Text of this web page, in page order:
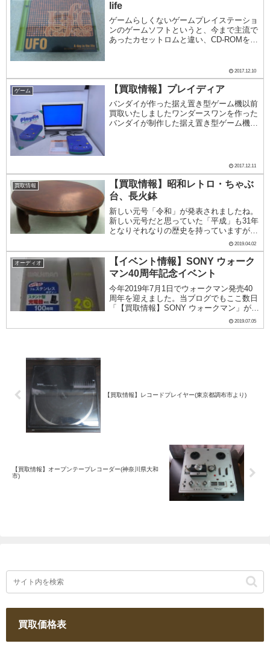
life
ゲームらしくないゲームプレイステーショ
ンのゲームソフトというと、今まで主流で
あったカセットロムと違い、CD-ROMを使
なくありません。このUFO A day in ...2017.12.10
ゲーム 【買取情報】プレイディア
バンダイが作った据え置き型ゲーム機以前
買取いたしましたワンダースワンを作った
バンダイが制作した据え置き型ゲーム機、
2017.12.11
買取情報
【買取情報】昭和レトロ・ちゃぶ
台、長火鉢
新しい元号「令和」が発表されましたね。
新しい元号だと思っていた「平成」も31年
となりそれなりの歴史を持っていますが、
買取業界では今でも「昭和」が根強い人気
です。電脳遊幻組では昭和レトログッズを
積極的に買取しています。少年漫画グッズ
や、文房具...
2019.04.02
オーディオ
【イベント情報】SONY ウォーク
マン40周年記念イベント
今年2019年7月1日でウォークマン発売40
周年を迎えました。当ブログでもここ数日
「【買取情報】SONY ウォークマン」がよ
く読まれているのは、この影響かもしれま
せんね。SONYでは、40周年を記念したイ
2019.07.05
【買取情報】レコードプレイヤー(東京都調布市より)
【買取情報】オープンテープレコーダー(神奈川県大和
市)
買取価格表